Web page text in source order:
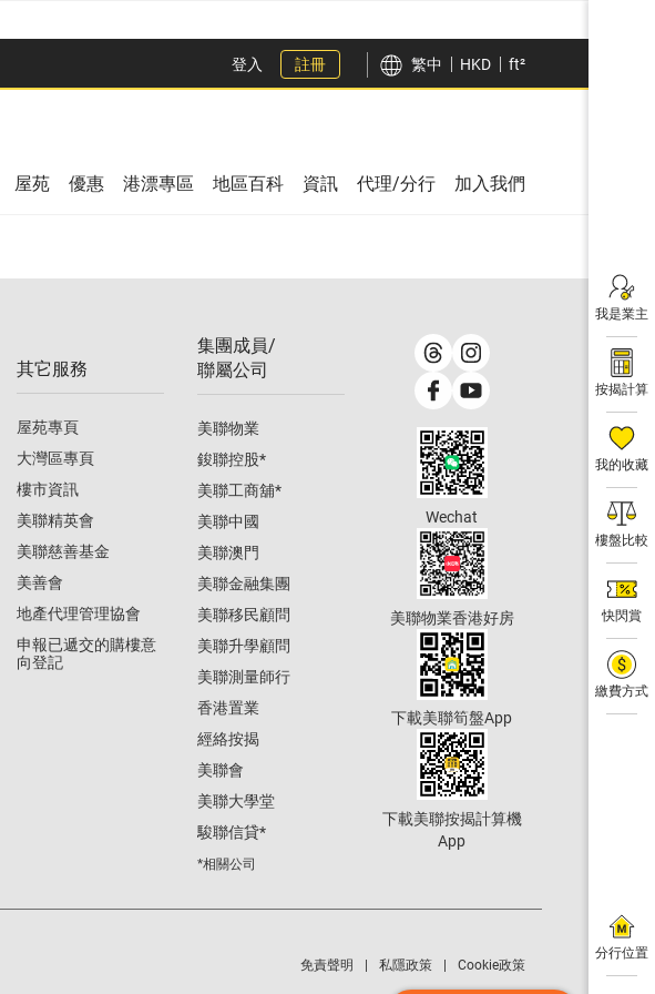
登入 註冊 繁中 HKD ft²
我是業主
按揭計算
我的收藏
樓盤比較
快閃賞
繳費方式
分行位置
屋苑 優惠 港漂專區 地區百科 資訊 代理/分行 加入我們
其它服務
屋苑專頁
大灣區專頁
樓市資訊
美聯精英會
美聯慈善基金
美善會
地產代理管理協會
申報已遞交的購樓意
向登記
集團成員/
聯屬公司
美聯物業
鋑聯控股*
美聯工商舖*
美聯中國
美聯澳門
美聯金融集團
美聯移民顧問
美聯升學顧問
美聯測量師行
香港置業
經絡按揭
美聯會
美聯大學堂
駿聯信貸*
*相關公司
Wechat
美聯物業香港好房
下載美聯筍盤App
下載美聯按揭計算機
App
免責聲明 私隱政策 Cookie政策